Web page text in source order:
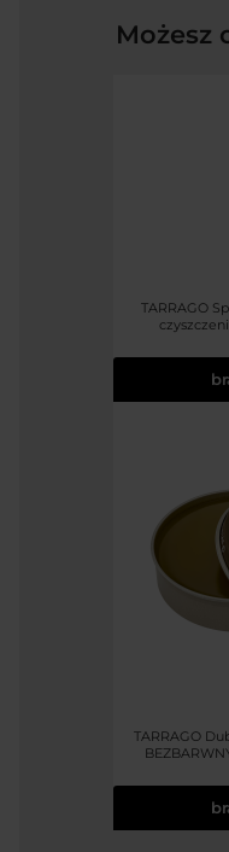
Możesz
TARRAGO
TARRAGO